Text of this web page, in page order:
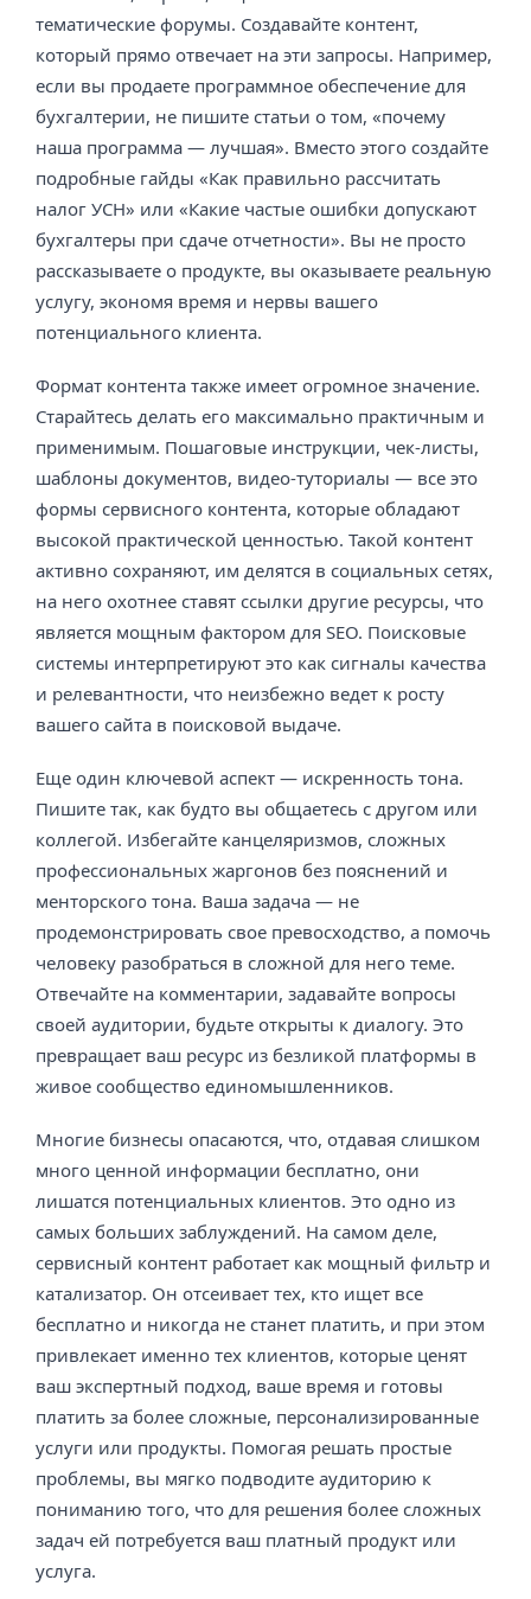
тематические форумы. Создавайте контент,
который прямо отвечает на эти запросы. Например,
если вы продаете программное обеспечение для
бухгалтерии, не пишите статьи о том, «почему
наша программа — лучшая». Вместо этого создайте
подробные гайды «Как правильно рассчитать
налог УСН» или «Какие частые ошибки допускают
бухгалтеры при сдаче отчетности». Вы не просто
рассказываете о продукте, вы оказываете реальную
услугу, экономя время и нервы вашего
потенциального клиента.
Формат контента также имеет огромное значение.
Старайтесь делать его максимально практичным и
применимым. Пошаговые инструкции, чек-листы,
шаблоны документов, видео-туториалы — все это
формы сервисного контента, которые обладают
высокой практической ценностью. Такой контент
активно сохраняют, им делятся в социальных сетях,
на него охотнее ставят ссылки другие ресурсы, что
является мощным фактором для SEO. Поисковые
системы интерпретируют это как сигналы качества
и релевантности, что неизбежно ведет к росту
вашего сайта в поисковой выдаче.
Еще один ключевой аспект — искренность тона.
Пишите так, как будто вы общаетесь с другом или
коллегой. Избегайте канцеляризмов, сложных
профессиональных жаргонов без пояснений и
менторского тона. Ваша задача — не
продемонстрировать свое превосходство, а помочь
человеку разобраться в сложной для него теме.
Отвечайте на комментарии, задавайте вопросы
своей аудитории, будьте открыты к диалогу. Это
превращает ваш ресурс из безликой платформы в
живое сообщество единомышленников.
Многие бизнесы опасаются, что, отдавая слишком
много ценной информации бесплатно, они
лишатся потенциальных клиентов. Это одно из
самых больших заблуждений. На самом деле,
сервисный контент работает как мощный фильтр и
катализатор. Он отсеивает тех, кто ищет все
бесплатно и никогда не станет платить, и при этом
привлекает именно тех клиентов, которые ценят
ваш экспертный подход, ваше время и готовы
платить за более сложные, персонализированные
услуги или продукты. Помогая решать простые
проблемы, вы мягко подводите аудиторию к
пониманию того, что для решения более сложных
задач ей потребуется ваш платный продукт или
услуга.